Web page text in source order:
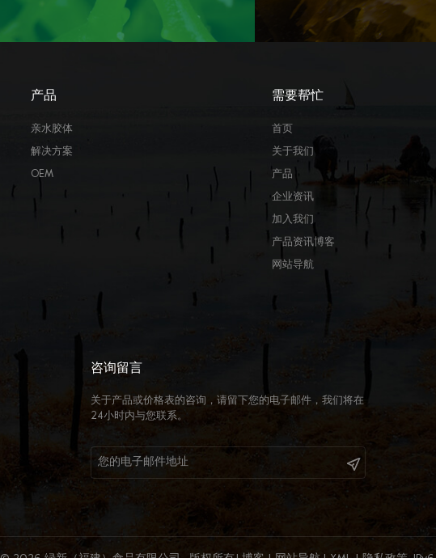
产品
亲水胶体
解决方案
OEM
需要帮忙
首页
关于我们
产品
企业资讯
加入我们
产品资讯博客
网站导航
咨询留言
关于产品或价格表的咨询，请留下您的电子邮件，我们将在
24小时内与您联系。